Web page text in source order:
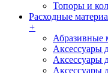
Топоры и
Расходные
+
Абразивные
Аксессуары
Аксессуары
Аксессуары